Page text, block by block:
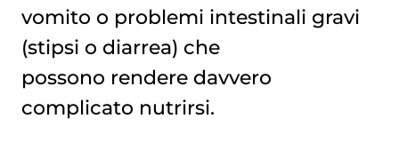
vomito o problemi intestinali gravi
(stipsi o diarrea) che
possono rendere davvero
complicato nutrirsi.